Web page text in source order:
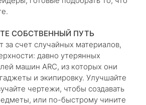
СОБСТВЕННЫЙ ПУТЬ
счет случайных материалов,
давно утерянных
машин ARC, из которых они
и экипировку. Улучшайте
чертежи, чтобы создавать
или по-быстрому чините